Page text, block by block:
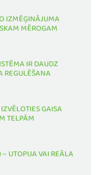
IZMĒĢINĀJUMA
MĒROGAM
IR DAUDZ
GAISA
TELPĀM
UTOPIJA VAI REĀLA